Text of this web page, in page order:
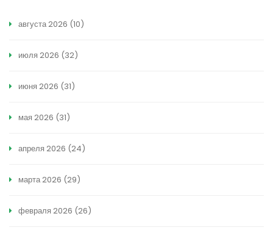
августа 2026 (10)
июля 2026 (32)
июня 2026 (31)
мая 2026 (31)
апреля 2026 (24)
марта 2026 (29)
февраля 2026 (26)